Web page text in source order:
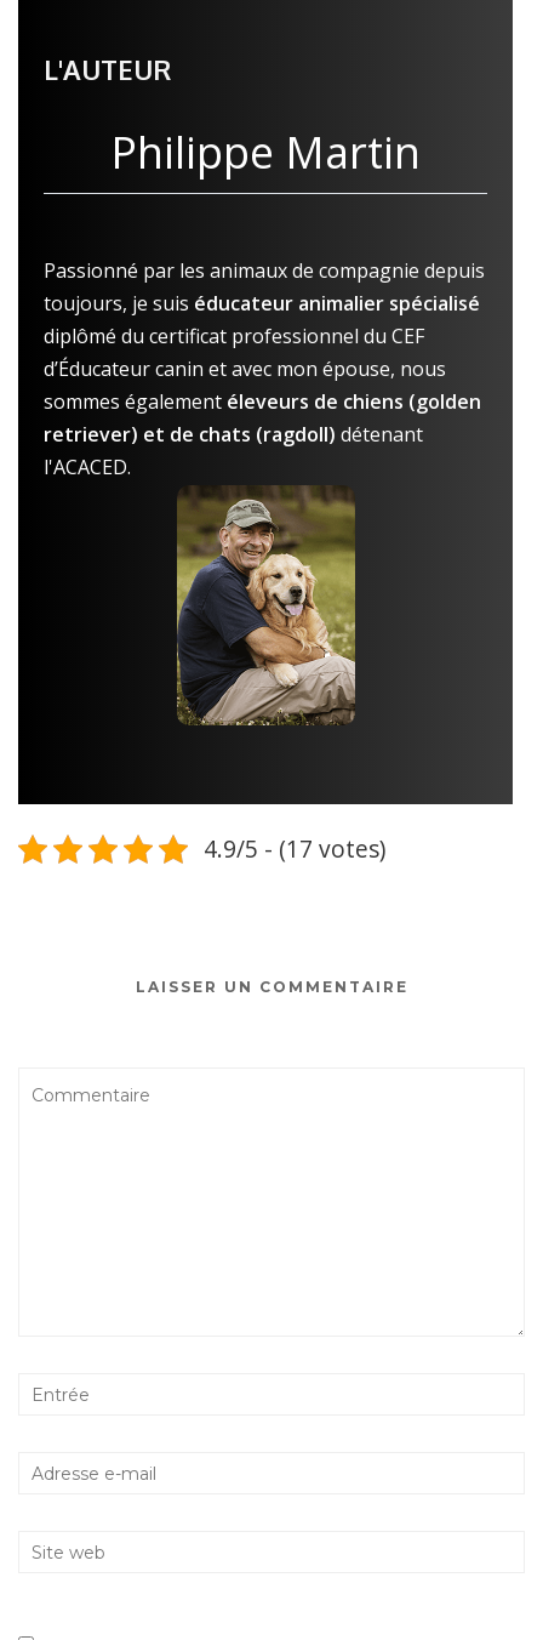
L'AUTEUR
Philippe Martin
Passionné par les animaux de compagnie depuis
toujours, je suis éducateur animalier spécialisé
diplômé du certificat professionnel du CEF
d’Éducateur canin et avec mon épouse, nous
sommes également éleveurs de chiens (golden
retriever) et de chats (ragdoll) détenant
l'ACACED.
4.9/5 - (17 votes)
LAISSER UN COMMENTAIRE